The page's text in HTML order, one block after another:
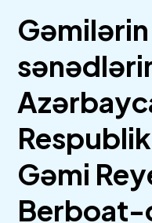
Gəmi